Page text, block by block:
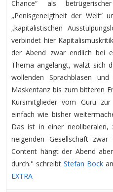
Chance“ als
„Penisgeneigtheit der Welt“
„kapitalistischen
verbindet hier
der Abend zwar endlich bei
Thema angelangt, walzt sich
wollenden Sprachblasen
Maskentanz bis zum bitteren
Kursmitglieder vom Guru
einfach wie bisher
Das ist in einer neoliberalen,
neigenden Gesellschaft
Content hängt der Abend
durch.'' schreibt Stefan Bock
EXTRA